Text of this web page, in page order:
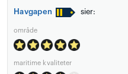
Havgapen sier:
område
maritime kvaliteter